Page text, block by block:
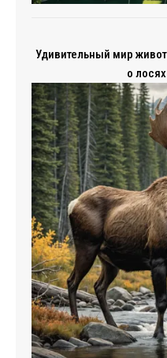
Удивительный мир
о